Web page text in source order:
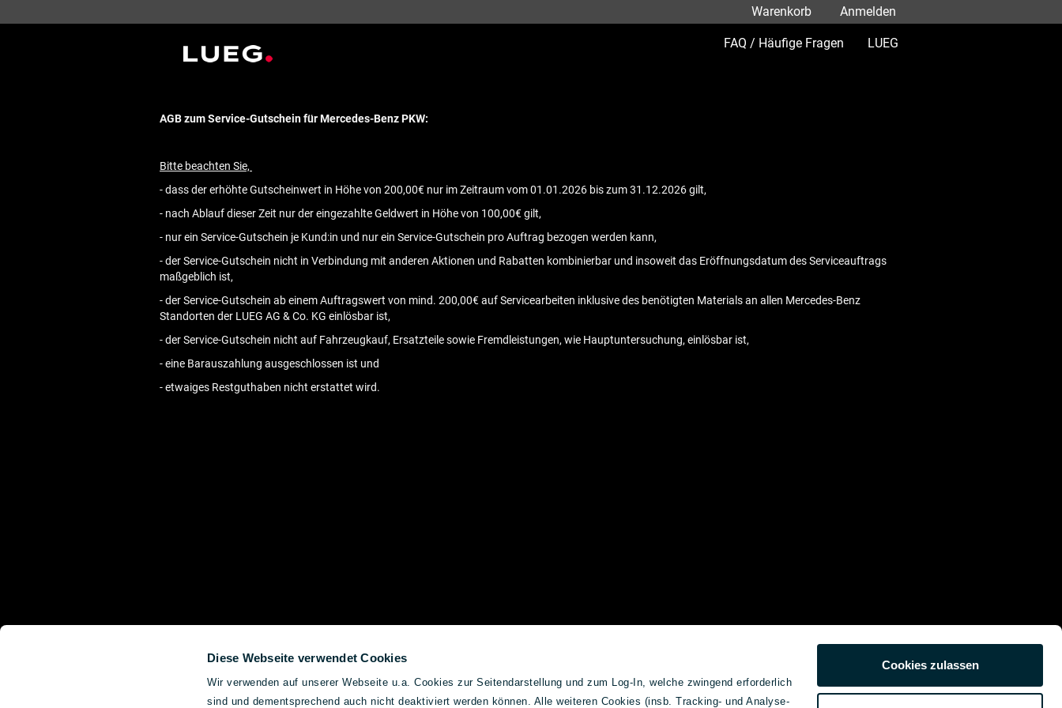
Diese Webseite verwendet Cookies
Wir verwenden auf unserer Webseite u.a. Cookies zur Seitendarstellung und zum Log-In, welche zwingend erforderlich
sind und dementsprechend auch nicht deaktiviert werden können. Alle weiteren Cookies (insb. Tracking- und Analyse-
Cookies zulassen
Warenkorb Anmelden
FAQ / Häufige Fragen LUEG
AGB zum Service-Gutschein für Mercedes-Benz PKW:
Bitte beachten Sie,
- dass der erhöhte Gutscheinwert in Höhe von 200,00€ nur im Zeitraum vom 01.01.2026 bis zum 31.12.2026 gilt,
- nach Ablauf dieser Zeit nur der eingezahlte Geldwert in Höhe von 100,00€ gilt,
- nur ein Service-Gutschein je Kund:in und nur ein Service-Gutschein pro Auftrag bezogen werden kann,
- der Service-Gutschein nicht in Verbindung mit anderen Aktionen und Rabatten kombinierbar und insoweit das Eröffnungsdatum des Serviceauftrags
maßgeblich ist,
- der Service-Gutschein ab einem Auftragswert von mind. 200,00€ auf Servicearbeiten inklusive des benötigten Materials an allen Mercedes-Benz
Standorten der LUEG AG & Co. KG einlösbar ist,
- der Service-Gutschein nicht auf Fahrzeugkauf, Ersatzteile sowie Fremdleistungen, wie Hauptuntersuchung, einlösbar ist,
- eine Barauszahlung ausgeschlossen ist und
- etwaiges Restguthaben nicht erstattet wird.